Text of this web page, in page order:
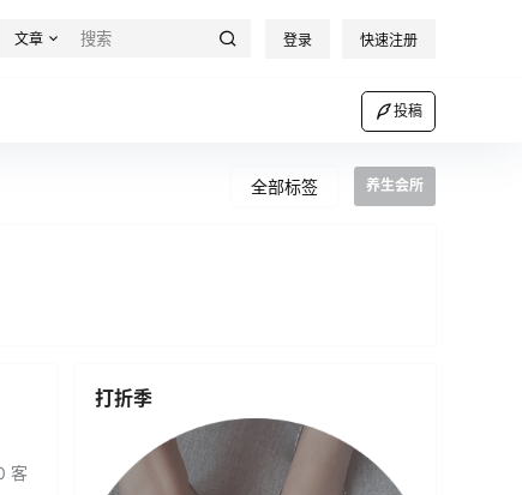
文章 登录 快速注册
投稿
全部标签 养生会所
客
打折季